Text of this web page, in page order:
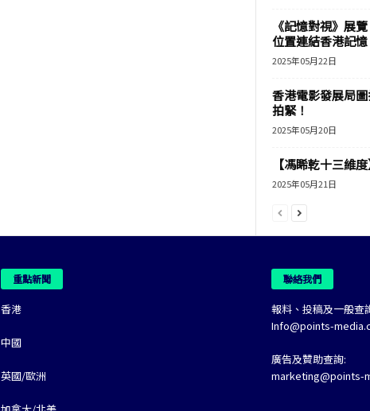
《記憶對視》展
位置連結香港記憶
2025年05月22日
香港電影發展局
拍緊！
2025年05月20日
【馮睎乾十三維
2025年05月21日
重點新聞
香港
中國
英國/歐洲
聯絡我們
報料、投稿及一般查
Info@points-
廣告及贊助查詢:
marketing@points-